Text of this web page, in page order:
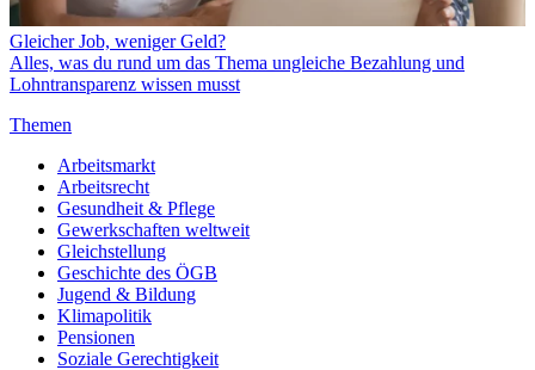
Gleicher Job, weniger Geld?
Alles, was du rund um das Thema ungleiche Bezahlung und
Lohntransparenz wissen musst
Themen
Arbeitsmarkt
Arbeitsrecht
Gesundheit & Pflege
Gewerkschaften weltweit
Gleichstellung
Geschichte des ÖGB
Jugend & Bildung
Klimapolitik
Pensionen
Soziale Gerechtigkeit